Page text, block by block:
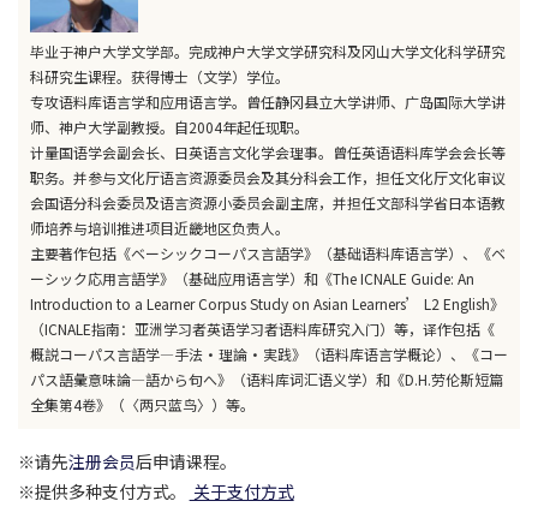
毕业于神户大学文学部。完成神户大学文学研究科及冈山大学文化科学研究
科研究生课程。获得博士（文学）学位。
专攻语料库语言学和应用语言学。曾任静冈县立大学讲师、广岛国际大学讲
师、神户大学副教授。自2004年起任现职。
计量国语学会副会长、日英语言文化学会理事。曾任英语语料库学会会长等
职务。并参与文化厅语言资源委员会及其分科会工作，担任文化厅文化审议
会国语分科会委员及语言资源小委员会副主席，并担任文部科学省日本语教
师培养与培训推进项目近畿地区负责人。
主要著作包括《ベーシックコーパス言語学》（基础语料库语言学）、《ベ
ーシック応用言語学》（基础应用语言学）和《The ICNALE Guide: An
Introduction to a Learner Corpus Study on Asian Learners’ L2 English》
（ICNALE指南：亚洲学习者英语学习者语料库研究入门）等，译作包括《
概説コーパス言語学―手法・理論・実践》（语料库语言学概论）、《コー
パス語彙意味論―語から句へ》（语料库词汇语义学）和《D.H.劳伦斯短篇
全集第4卷》（〈两只蓝鸟〉）等。
※请先注册会员后申请课程。
※提供多种支付方式。
关于支付方式